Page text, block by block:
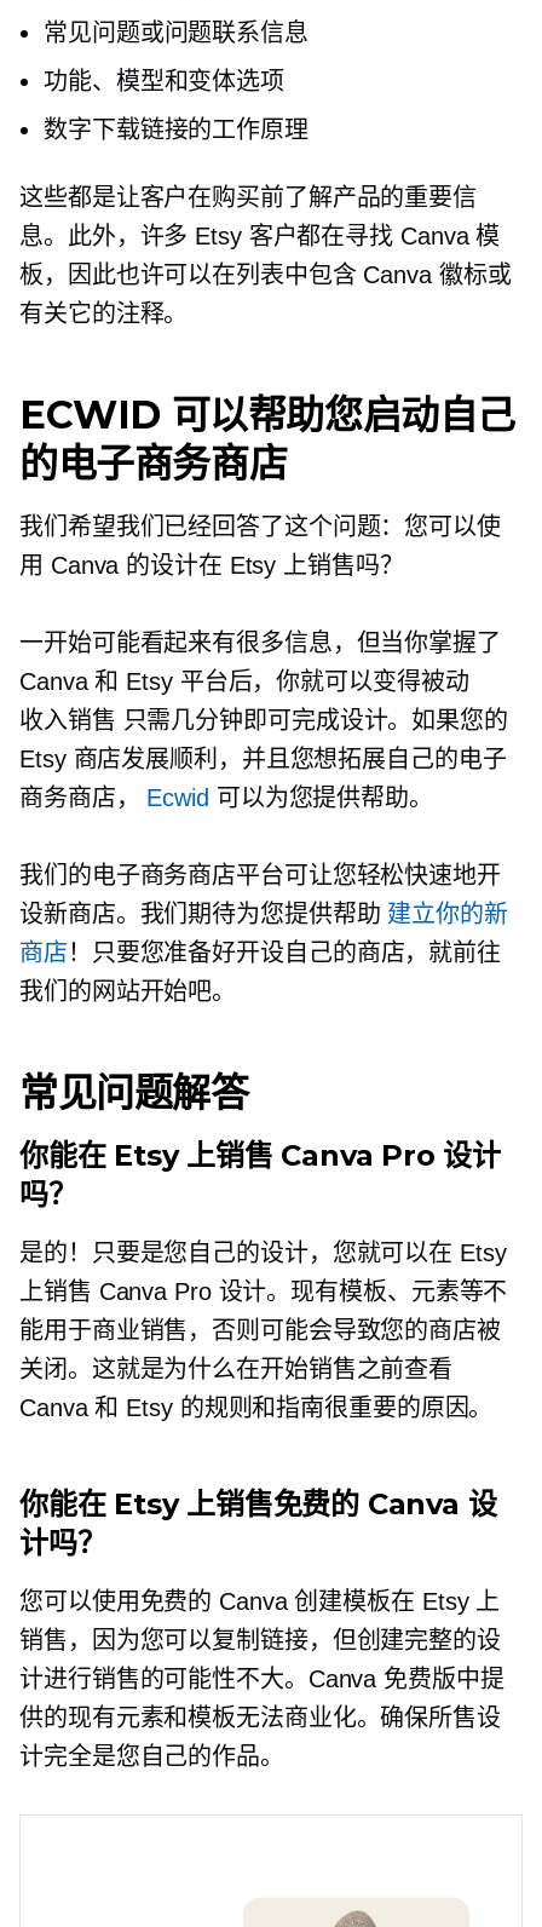
常见问题或问题联系信息
功能、模型和变体选项
数字下载链接的工作原理
这些都是让客户在购买前了解产品的重要信
息。此外，许多 Etsy 客户都在寻找 Canva 模
板，因此也许可以在列表中包含 Canva 徽标或
有关它的注释。
ECWID 可以帮助您启动自己
的电子商务商店
我们希望我们已经回答了这个问题：您可以使
用 Canva 的设计在 Etsy 上销售吗？
一开始可能看起来有很多信息，但当你掌握了
Canva 和 Etsy 平台后，你就可以变得被动
收入销售 只需几分钟即可完成设计。如果您的
Etsy 商店发展顺利，并且您想拓展自己的电子
商务商店， Ecwid 可以为您提供帮助。
我们的电子商务商店平台可让您轻松快速地开
设新商店。我们期待为您提供帮助 建立你的新
商店！只要您准备好开设自己的商店，就前往
我们的网站开始吧。
常见问题解答
你能在 Etsy 上销售 Canva Pro 设计
吗？
是的！只要是您自己的设计，您就可以在 Etsy
上销售 Canva Pro 设计。现有模板、元素等不
能用于商业销售，否则可能会导致您的商店被
关闭。这就是为什么在开始销售之前查看
Canva 和 Etsy 的规则和指南很重要的原因。
你能在 Etsy 上销售免费的 Canva 设
计吗？
您可以使用免费的 Canva 创建模板在 Etsy 上
销售，因为您可以复制链接，但创建完整的设
计进行销售的可能性不大。Canva 免费版中提
供的现有元素和模板无法商业化。确保所售设
计完全是您自己的作品。